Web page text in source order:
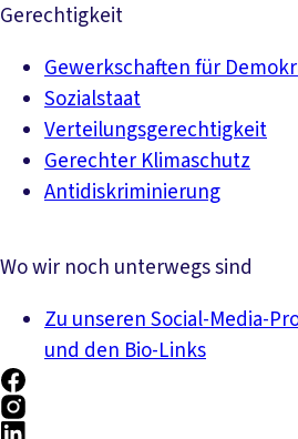
Gerechtigkeit
Gewerkschaften für
Sozialstaat
Verteilungsgerechtigkeit
Gerechter Klimaschutz
Antidiskriminierung
Wo wir noch unterwegs sind
Zu unseren Social-Media-
und den Bio-Links